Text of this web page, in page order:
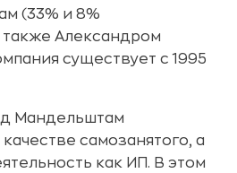
(33% и 8%
также Александром
существует с 1995
Мандельштам
самозанятого, а
как ИП. В этом